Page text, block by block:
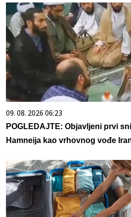
09. 08. 2026 06:23
POGLEDAJTE: Objavljeni prvi
Hamneija kao vrhovnog vođe